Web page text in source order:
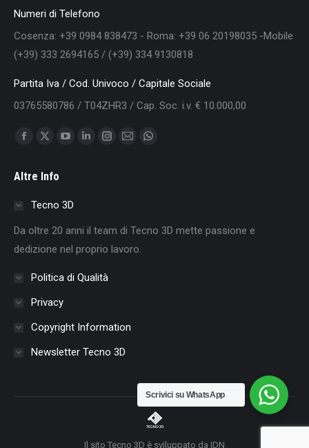
Numeri di Telefono
Cosenza: +39 0984 838473 - Roma: +39 06 20198035 -Mobile
(+39) 333 2694165 / (+39) 334 9130818
Partita Iva / Cod. Univoco / Capitale Sociale
03765580786 / T04ZHR3 / Cap. Soc. i.v. € 10.000,00
Find us on:
Facebook
opens
window
X
opens
window
YouTube
window
Linkedin
window
Instagram
window
Mail
window
Whatsapp
window
Altre Info
Tecno 3D
Da oltre 20 anni il team di Tecno 3D mette passione e
dedizione nel proprio lavoro.
Politica di Qualità
Privacy
Copyright Information
Newsletter Tecno 3D
Il sito Tecno 3D è sviluppato da IDN
Scrivici su WhatsApp